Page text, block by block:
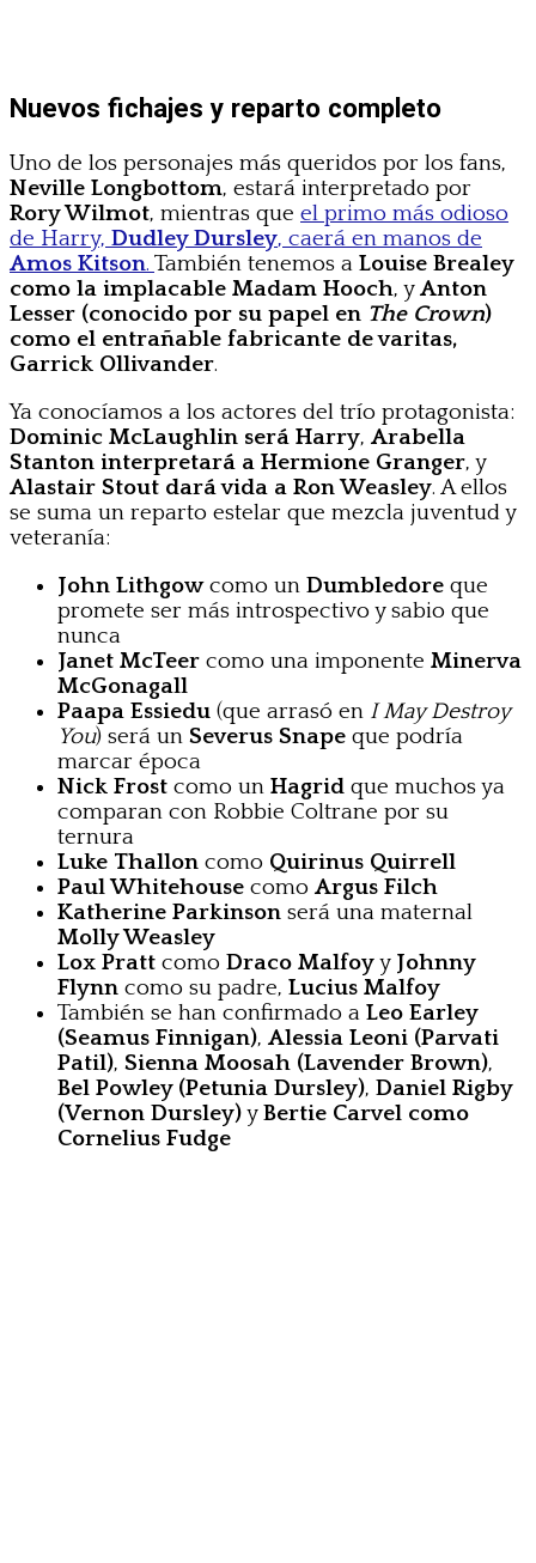
Nuevos fichajes y reparto completo
Uno de los personajes más queridos por los fans,
Neville Longbottom, estará interpretado por
Rory Wilmot, mientras que el primo más odioso
de Harry, Dudley Dursley, caerá en manos de
Amos Kitson. También tenemos a Louise Brealey
como la implacable Madam Hooch, yAnton
Lesser (conocido por su papel en The Crown)
como el entrañable fabricante de varitas,
Garrick Ollivander.
Ya conocíamos a los actores del trío protagonista:
Dominic McLaughlin será Harry, Arabella
Stanton interpretará a Hermione Granger, y
Alastair Stout dará vida a Ron Weasley. A ellos
se suma un reparto estelar que mezcla juventud y
veteranía:
John Lithgowcomo un Dumbledore que
promete ser más introspectivo y sabio que
nunca
Janet McTeer como una imponente Minerva
McGonagall
Paapa Essiedu (que arrasó en I May Destroy
You) será un Severus Snape que podría
marcar época
Nick Frost como un Hagrid que muchos ya
comparan con Robbie Coltrane por su
ternura
Luke Thallon como Quirinus Quirrell
Paul Whitehouse como Argus Filch
Katherine Parkinson será una maternal
Molly Weasley
Lox Pratt como Draco Malfoyy Johnny
Flynn como su padre, Lucius Malfoy
También se han confirmado a Leo Earley
(Seamus Finnigan), Alessia Leoni (Parvati
Patil), Sienna Moosah (Lavender Brown),
Bel Powley (Petunia Dursley), Daniel Rigby
(Vernon Dursley)yBertie Carvel como
Cornelius Fudge